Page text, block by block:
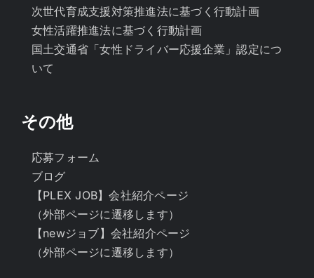
次世代育成支援対策推進法に基づく行動計画
女性活躍推進法に基づく行動計画
国土交通省「女性ドライバー応援企業」認定につ
いて
その他
応募フォーム
ブログ
【PLEX JOB】会社紹介ページ
（外部ページに遷移します）
【newジョブ】会社紹介ページ
（外部ページに遷移します）